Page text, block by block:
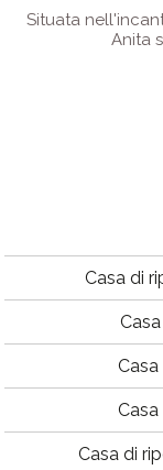
Situata
Anita
Casa di
Casa di